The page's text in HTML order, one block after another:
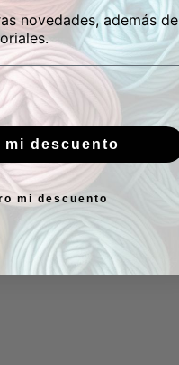
novedades, además de
mi descuento
mi descuento